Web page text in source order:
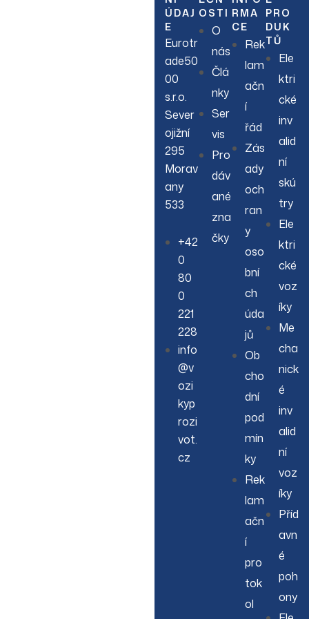
ÚDAJ
E
Eurotr
ade50
00
s.r.o.
Sever
ojižní
295
Morav
any
533
+42
0
80
0
221
228
info
@v
ozi
kyp
rozi
vot.
cz
OSTI
O
nás
Člá
nky
Ser
vis
Pro
dáv
ané
zna
čky
RMA
CE
Rek
lam
ačn
í
řád
Zás
ady
och
ran
y
oso
bní
ch
úda
jů
Ob
cho
dní
pod
mín
ky
Rek
lam
ačn
í
pro
tok
ol
PRO
DUK
TŮ
Ele
ktri
cké
inv
alid
ní
skú
try
Ele
ktri
cké
voz
íky
Me
cha
nick
é
inv
alid
ní
voz
íky
Příd
avn
é
poh
ony